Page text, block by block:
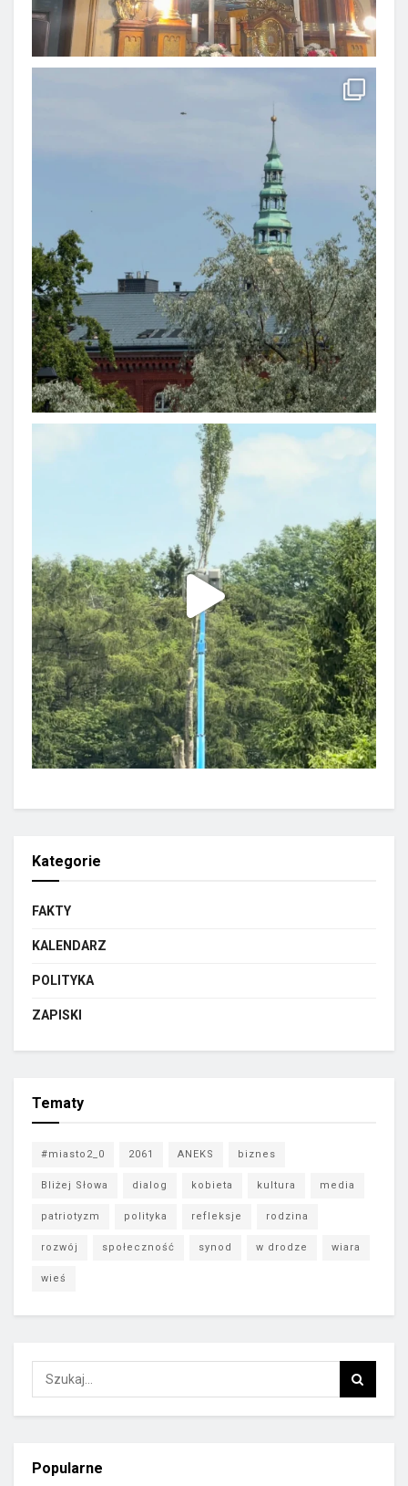
Kategorie
FAKTY
KALENDARZ
POLITYKA
ZAPISKI
Tematy
#miasto2_0 2061 ANEKS biznes
Bliżej Słowa dialog kobieta kultura media
patriotyzm polityka refleksje rodzina
rozwój społeczność synod w drodze wiara
wieś
Popularne